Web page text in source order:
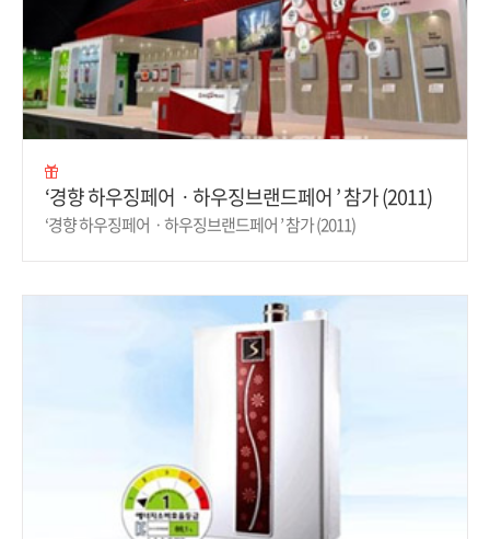
‘경향 하우징페어ㆍ하우징브랜드페어 ’ 참가 (2011)
‘경향 하우징페어ㆍ하우징브랜드페어 ’ 참가 (2011)